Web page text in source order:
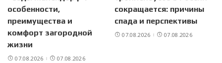
особенности,
преимущества и
комфорт загородной
жизни
07.08.2026 07.08.2026
сокращается: причины
спада и перспективы
07.08.2026 07.08.2026